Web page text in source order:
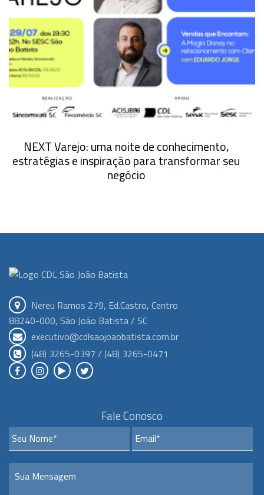
NEXT Varejo: uma noite de conhecimento,
estratégias e inspiração para transformar seu
negócio
Nereu Ramos 279, Ed.Castro, Centro
88240-000, São João Batista / SC
executivo@cdlsaojoaobatista.com.br
(48) 3265-0397 / (48) 3265-0471
Fale Conosco